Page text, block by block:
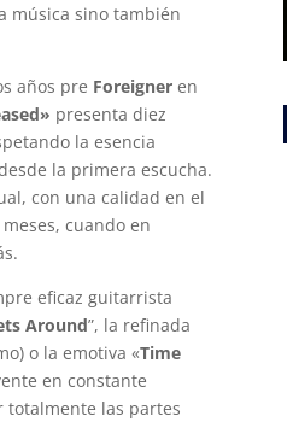
música sino también
años pre Foreigner en
presenta diez
la esencia
la primera escucha.
con una calidad en el
cuando en
eficaz guitarrista
Around”, la refinada
o la emotiva «Time
en constante
totalmente las partes